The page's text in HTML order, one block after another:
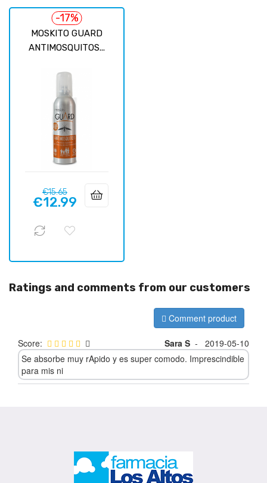
MOSKITO GUARD
ANTIMOSQUITOS...
-17%
Regular
price
€15.65Price
€12.99
Ratings and comments from our customers
Comment product
Score: Sara S -
2019-05-10
Se absorbe muy rApido y es super comodo. Imprescindible
para mis ni